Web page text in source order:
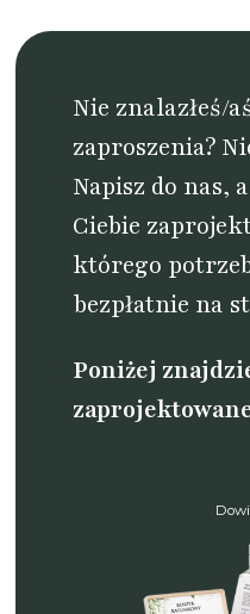
Nie znalazłeś/
zaproszenia?
Napisz do nas,
Ciebie
którego
bezpłatnie na
Poniżej